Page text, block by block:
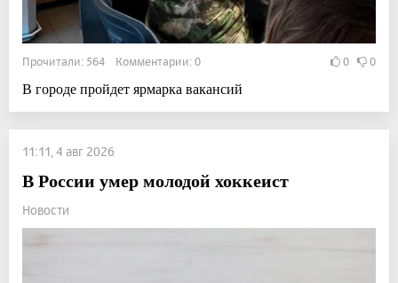
Прочитали: 564 Комментарии: 0 0 0
В городе пройдет ярмарка вакансий
11:11, 4 авг 2026
В России умер молодой хоккеист
Новости